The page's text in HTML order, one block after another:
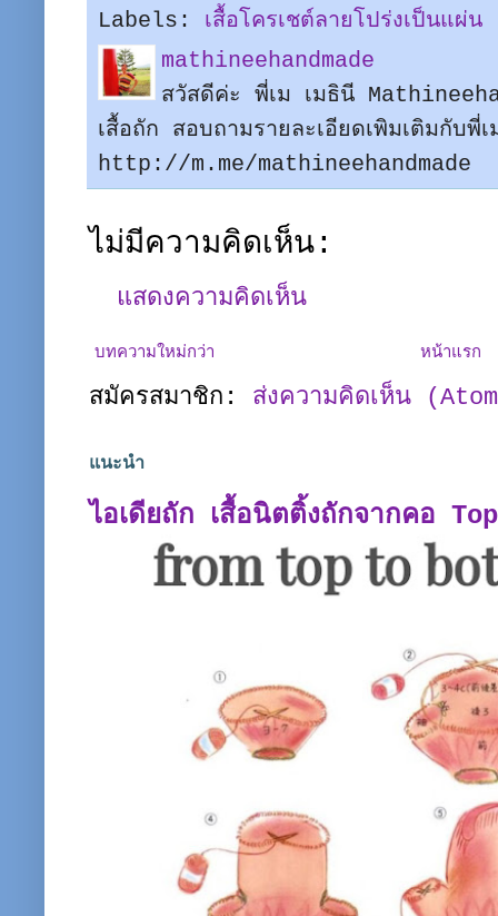
Labels: เสื้อโครเชต์ลายโปร่งเป็นแผ่น
mathineehandmade
สวัสดีค่ะ พี่เม เมธินี
เสื้อถัก สอบถามรายละเอียดเพิมเติมกับ
http://m.me/mathineehandmade
ไม่มีความคิดเห็น:
แสดงความคิดเห็น
บทความใหม่กว่า หน้าแรก
สมัครสมาชิก: ส่งความคิดเห็น
แนะนำ
ไอเดียถัก เสื้อนิตติ้งถักจากคอ